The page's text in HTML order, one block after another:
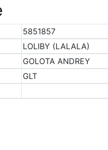
5851857
LOLIBY (LALALA)
GOLOTA ANDREY
GLT